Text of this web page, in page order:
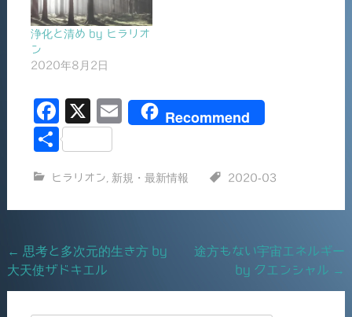
浄化と清め by ヒラリオ
ン
2020年8月2日
F
a
e
b
o
k
X
E
l
Recommend
共
ヒラリオン 新規・最新情報 2020-03
Post
navigation
← 思考と多次元的生き方 by
大天使ザドキエル
途方もない宇宙エネルギー
by クエンシャル →